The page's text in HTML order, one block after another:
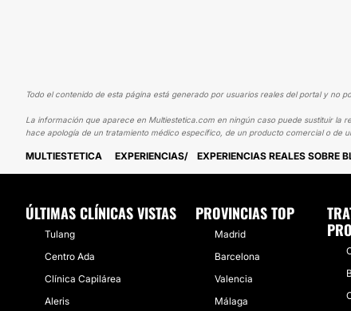
Todo el contenido de esta página está generado por usuarios reales del portal y no
La información que aparece en Multiestetica.com en ningún caso puede sustituir la
hace apología de un tratamiento médico específico, de un producto comercial o de
MULTIESTETICA EXPERIENCIAS EXPERIENCIAS REALES SOBRE
ÚLTIMAS CLÍNICAS VISTAS
Tulang
Centro Ada
Clínica Capilárea
Aleris
PROVINCIAS TOP
Madrid
Barcelona
Valencia
Málaga